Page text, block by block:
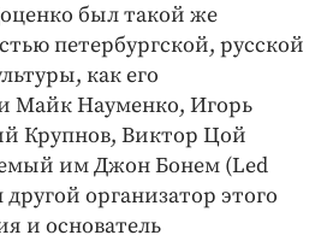
был такой же
петербургской, русской
как его
Майк Науменко, Игорь
Крупнов, Виктор Цой
им Джон Бонем (Led
организатор этого
и основатель